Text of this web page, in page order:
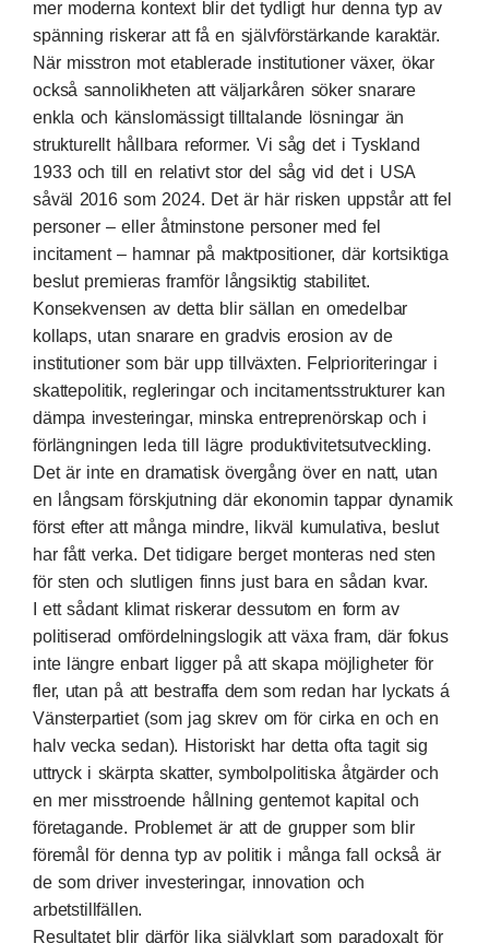
mer moderna kontext blir det tydligt hur denna typ av
spänning riskerar att få en självförstärkande karaktär.
När misstron mot etablerade institutioner växer, ökar
också sannolikheten att väljarkåren söker snarare
enkla och känslomässigt tilltalande lösningar än
strukturellt hållbara reformer. Vi såg det i Tyskland
1933 och till en relativt stor del såg vid det i USA
såväl 2016 som 2024. Det är här risken uppstår att fel
personer – eller åtminstone personer med fel
incitament – hamnar på maktpositioner, där kortsiktiga
beslut premieras framför långsiktig stabilitet.
Konsekvensen av detta blir sällan en omedelbar
kollaps, utan snarare en gradvis erosion av de
institutioner som bär upp tillväxten. Felprioriteringar i
skattepolitik, regleringar och incitamentsstrukturer kan
dämpa investeringar, minska entreprenörskap och i
förlängningen leda till lägre produktivitetsutveckling.
Det är inte en dramatisk övergång över en natt, utan
en långsam förskjutning där ekonomin tappar dynamik
först efter att många mindre, likväl kumulativa, beslut
har fått verka. Det tidigare berget monteras ned sten
för sten och slutligen finns just bara en sådan kvar.
I ett sådant klimat riskerar dessutom en form av
politiserad omfördelningslogik att växa fram, där fokus
inte längre enbart ligger på att skapa möjligheter för
fler, utan på att bestraffa dem som redan har lyckats á
Vänsterpartiet (som jag skrev om för cirka en och en
halv vecka sedan). Historiskt har detta ofta tagit sig
uttryck i skärpta skatter, symbolpolitiska åtgärder och
en mer misstroende hållning gentemot kapital och
företagande. Problemet är att de grupper som blir
föremål för denna typ av politik i många fall också är
de som driver investeringar, innovation och
arbetstillfällen.
Resultatet blir därför lika självklart som paradoxalt för